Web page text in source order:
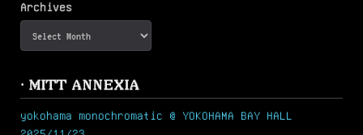
Archives
· MITT ANNEXIA
yokohama monochromatic @ YOKOHAMA BAY HALL